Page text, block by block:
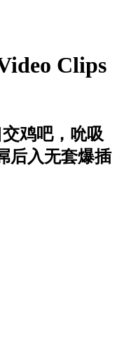
Clips
鸡吧，吮吸
后入无套爆插